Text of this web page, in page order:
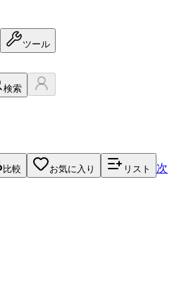
ツール
検索
比較 お気に入り リスト
次